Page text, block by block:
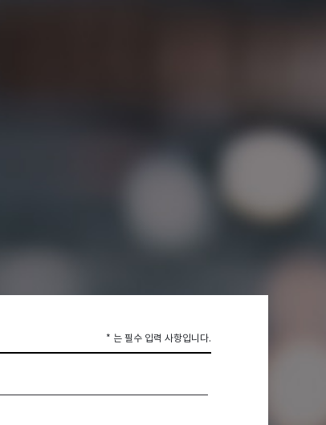
* 는 필수 입력 사항입니다.